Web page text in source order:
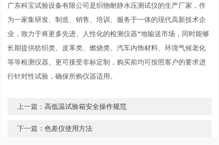
广东科宝试验设备有限公司是织物耐静水压测试仪的生产厂家，作
为一家集研发、制造、销售、培训、服务于一体的现代高新技术企
业，致力于将更多先进、人性化的检测仪器*地输送市场，同时能够
长期提供纺织类、皮革类、燃烧类、汽车内饰材料、环境气候老化
等等检测仪器。更可接受非标定制，购买前均可按照客户的要求进
行针对性试验，确保所购仪器适用。
上一篇：高低温试验箱安全操作规范
下一篇：色差仪使用方法